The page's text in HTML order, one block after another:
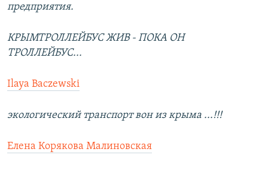
предприятия.
КРЫМТРОЛЛЕЙБУС ЖИВ - ПОКА ОН
ТРОЛЛЕЙБУС...
Ilaya Baczewski
экологический транспорт вон из крыма ...!!!
Елена Корякова Малиновская